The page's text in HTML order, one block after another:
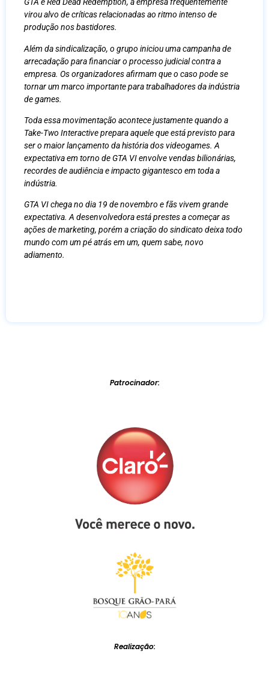
virou alvo de críticas relacionadas ao ritmo intenso de
produção nos bastidores.
Além da sindicalização, o grupo iniciou uma campanha de
arrecadação para financiar o processo judicial contra a
empresa. Os organizadores afirmam que o caso pode se
tornar um marco importante para trabalhadores da indústria
de games.
Toda essa movimentação acontece justamente quando a
Take-Two Interactive prepara aquele que está previsto para
ser o maior lançamento da história dos videogames. A
expectativa em torno de GTA VI envolve vendas bilionárias,
recordes de audiência e impacto gigantesco em toda a
indústria.
GTA VI chega no dia 19 de novembro e fãs vivem grande
expectativa. A desenvolvedora está prestes a começar as
ações de marketing, porém a criação do sindicato deixa todo
mundo com um pé atrás em um, quem sabe, novo
adiamento.
Patrocinador:
Realização: